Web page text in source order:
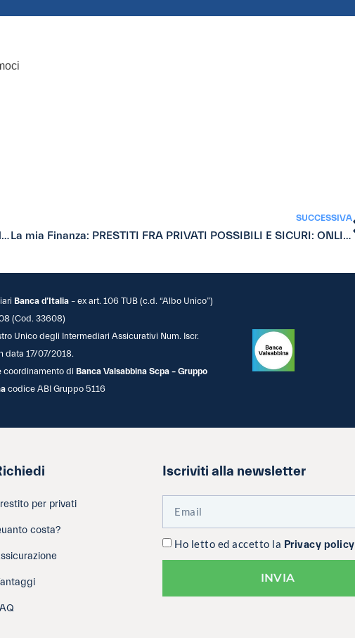
Mediakey: Online la nuova Prestiamoci: prestiti fra privati possibili e sicuri
SUCCESSIVA
La mia Finanza: PRESTITI FRA PRIVATI POSSIBILI E SICURI: ONLINE LA NUOVA PRESTIAMOCI
Banca d’Italia – ex art. 106 TUB (c.d. “Albo Unico”)
(Cod. 33608)
Unico degli Intermediari Assicurativi Num. Iscr.
data 17/07/2018.
coordinamento di Banca Valsabbina Scpa – Gruppo
codice ABI Gruppo 5116
per privati
costa?
Iscriviti alla newsletter
Ho letto ed accetto la Privacy policy
INVIA